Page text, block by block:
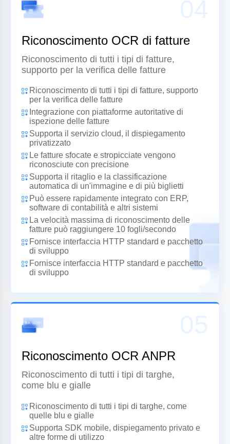
Riconoscimento OCR di fatture
Riconoscimento di tutti i tipi di fatture,
supporto per la verifica delle fatture
Riconoscimento di tutti i tipi di fatture, supporto
per la verifica delle fatture
Integrazione con piattaforme autoritative di
ispezione delle fatture
Supporta il servizio cloud, il dispiegamento
privatizzato
Le fatture sfocate e stropicciate vengono
riconosciute con precisione
Supporta il ritaglio e la classificazione
automatica di un'immagine e di più biglietti
Può essere rapidamente integrato con ERP,
software di contabilità e altri sistemi
La velocità massima di riconoscimento delle
fatture può raggiungere 10 fogli/secondo
Fornisce interfaccia HTTP standard e pacchetto
di sviluppo
Fornisce interfaccia HTTP standard e pacchetto
di sviluppo
Riconoscimento OCR ANPR
Riconoscimento di tutti i tipi di targhe,
come blu e gialle
Riconoscimento di tutti i tipi di targhe, come
quelle blu e gialle
Supporta SDK mobile, dispiegamento privato e
altre forme di utilizzo